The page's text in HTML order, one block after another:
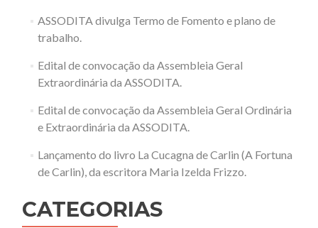
ASSODITA divulga Termo de Fomento e plano de
trabalho.
Edital de convocação da Assembleia Geral
Extraordinária da ASSODITA.
Edital de convocação da Assembleia Geral Ordinária
e Extraordinária da ASSODITA.
Lançamento do livro La Cucagna de Carlin (A Fortuna
de Carlin), da escritora Maria Izelda Frizzo.
CATEGORIAS